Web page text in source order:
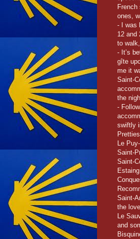
ones,
- I was
12 and
to
- It’s
gîte
me it
Saint-
the
-
swiftly
Le
Saint-
Saint-
Estaing
Saint-
the
Le
and